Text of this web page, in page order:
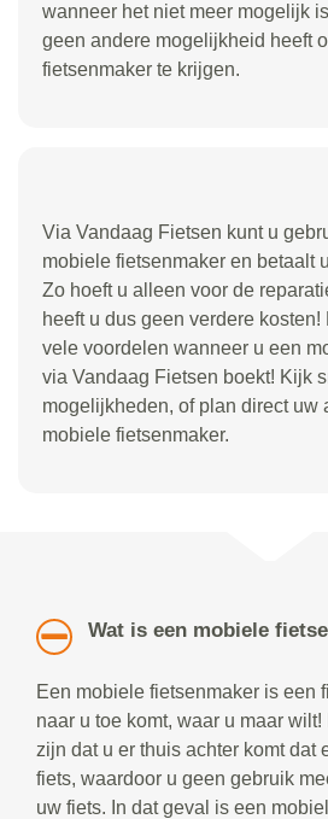
wanneer het niet meer mogelijk
geen andere mogelijkheid heeft
fietsenmaker te krijgen.
Via Vandaag Fietsen kunt u
mobiele fietsenmaker en betaalt
Zo hoeft u alleen voor de
heeft u dus geen verdere
vele voordelen wanneer u een
via Vandaag Fietsen boekt! Kijk
mogelijkheden, of plan direct uw
mobiele fietsenmaker.
Wat is een mobiele
Een mobiele fietsenmaker is een
naar u toe komt, waar u maar
zijn dat u er thuis achter komt dat
fiets, waardoor u geen gebruik
uw fiets. In dat geval is een